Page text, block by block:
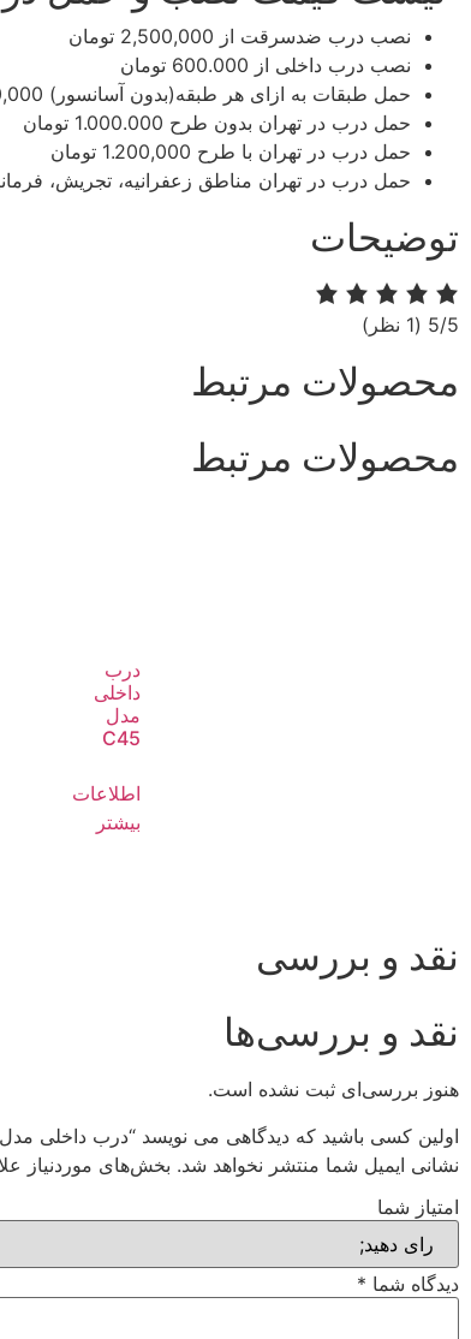
نصب درب ضدسرقت از 2,500,000 تومان
نصب درب داخلی از 600.000 تومان
حمل طبقات به ازای هر طبقه(بدون آسانسور)​​
حمل درب در تهران بدون طرح​​ 1.000.000 تومان
حمل درب در تهران با طرح​​ 1.200,000 تومان
حمل درب در تهران مناطق زعفرانیه، تجریش،
توضیحات
‫5/5 ‫(1 نظر)
محصولات مرتبط
محصولات مرتبط
درب
داخلی
مدل
C45
اطلاعات
بیشتر
نقد و بررسی
نقد و بررسی‌ها
هنوز بررسی‌ای ثبت نشده است.
اولین کسی باشید که دیدگاهی می نویسد “درب داخلی مدل C127”
نشانی ایمیل شما منتشر نخواهد شد. بخش‌های موردنیاز
امتیاز شما
دیدگاه شما *